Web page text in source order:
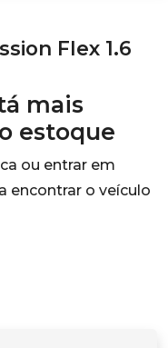
Flex 1.6
mais
estoque
ou entrar em
encontrar o veículo